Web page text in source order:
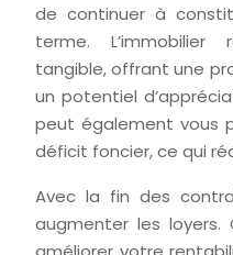
de continuer à
terme. L’immobilier
tangible, offrant une
un potentiel
peut également vous
déficit foncier, ce qui
Avec la fin des
augmenter les